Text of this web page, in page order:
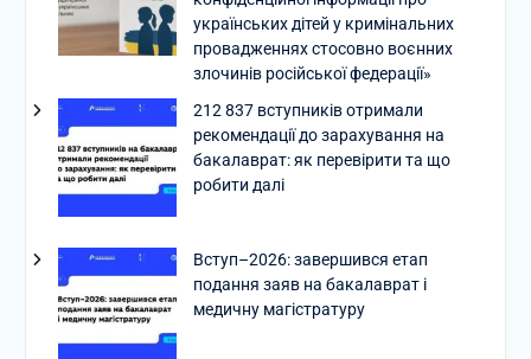
українських дітей у кримінальних
провадженнях стосовно воєнних
злочинів російської федерації»
212 837 вступників отримали
рекомендації до зарахування на
бакалаврат: як перевірити та що
робити далі
Вступ–2026: завершився етап
подання заяв на бакалаврат і
медичну магістратуру